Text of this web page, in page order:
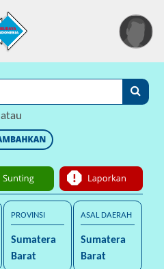
atau
×
PROVINSI
Sumatera
Barat
ASAL DAERAH
Sumatera
Barat